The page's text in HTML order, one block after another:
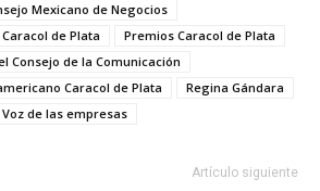
Mexicano de Negocios
de Plata
Premios Caracol de Plata
Consejo de la Comunicación
Caracol de Plata
Regina Gándara
Voz de las empresas
Artículo siguiente